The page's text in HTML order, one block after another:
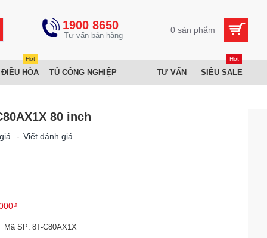
1900 8650 0 sản phẩm
HÒA
Hot
TỦ CÔNG NGHIỆP TƯ VẤN SIÊU SALE
Hot
80 inch
- Viết đánh giá
Mã SP: 8T-C80AX1X